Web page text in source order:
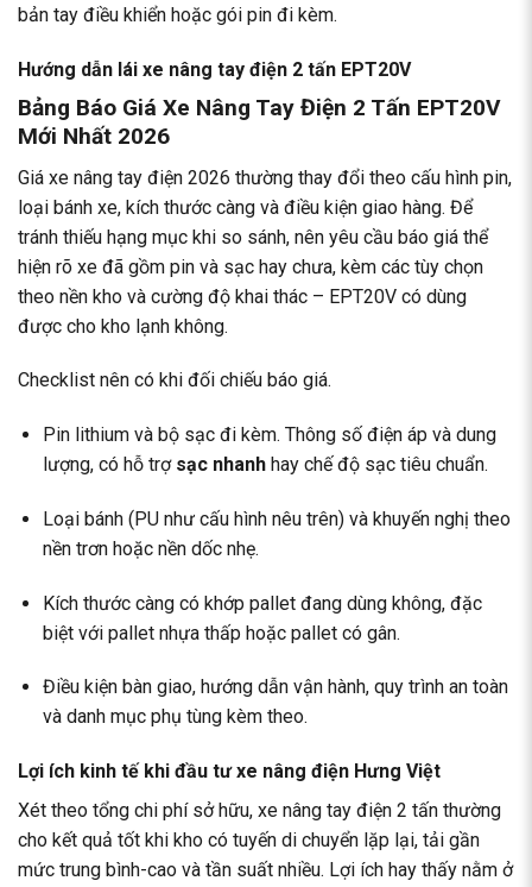
bản tay điều khiển hoặc gói pin đi kèm.
Hướng dẫn lái xe nâng tay điện 2 tấn EPT20V
Bảng Báo Giá Xe Nâng Tay Điện 2 Tấn EPT20V
Mới Nhất 2026
Giá xe nâng tay điện 2026 thường thay đổi theo cấu hình pin,
loại bánh xe, kích thước càng và điều kiện giao hàng. Để
tránh thiếu hạng mục khi so sánh, nên yêu cầu báo giá thể
hiện rõ xe đã gồm pin và sạc hay chưa, kèm các tùy chọn
theo nền kho và cường độ khai thác – EPT20V có dùng
được cho kho lạnh không.
Checklist nên có khi đối chiếu báo giá.
Pin lithium và bộ sạc đi kèm. Thông số điện áp và dung
lượng, có hỗ trợ sạc nhanhhay chế độ sạc tiêu chuẩn.
Loại bánh (PU như cấu hình nêu trên) và khuyến nghị theo
nền trơn hoặc nền dốc nhẹ.
Kích thước càng có khớp pallet đang dùng không, đặc
biệt với pallet nhựa thấp hoặc pallet có gân.
Điều kiện bàn giao, hướng dẫn vận hành, quy trình an toàn
và danh mục phụ tùng kèm theo.
Lợi ích kinh tế khi đầu tư xe nâng điện Hưng Việt
Xét theo tổng chi phí sở hữu, xe nâng tay điện 2 tấn thường
cho kết quả tốt khi kho có tuyến di chuyển lặp lại, tải gần
mức trung bình-cao và tần suất nhiều. Lợi ích hay thấy nằm ở